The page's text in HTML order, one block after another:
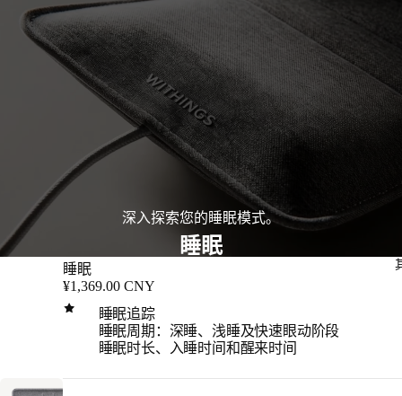
深入探索您的睡眠模式。
睡眠
睡眠
¥1,369.00 CNY
睡眠追踪
睡眠周期：深睡、浅睡及快速眼动阶段
睡眠时长、入睡时间和醒来时间